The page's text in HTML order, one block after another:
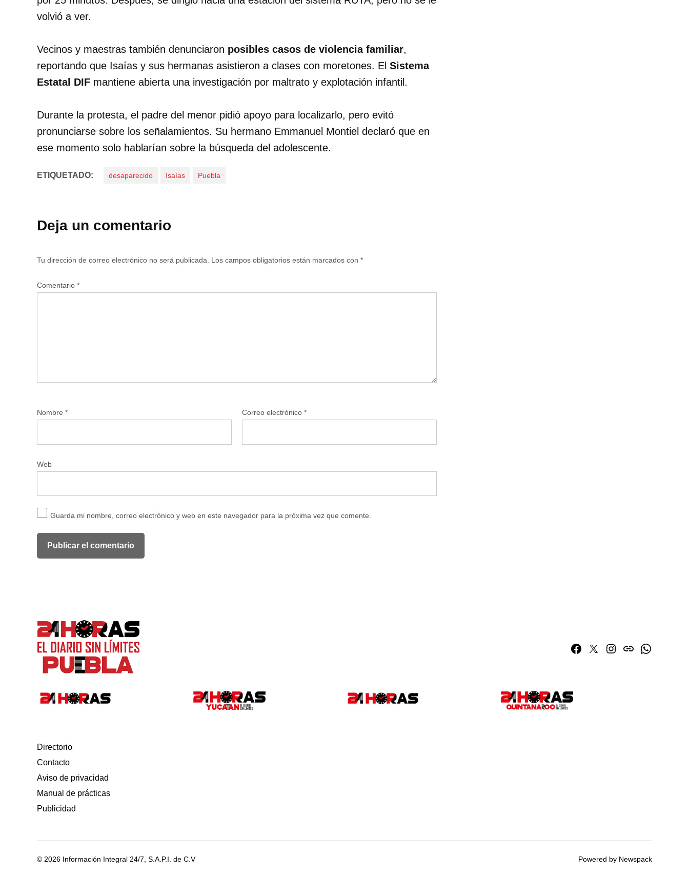
volvió a ver.
Vecinos y maestras también denunciaron posibles casos de violencia familiar,
reportando que Isaías y sus hermanas asistieron a clases con moretones. El Sistema
Estatal DIF mantiene abierta una investigación por maltrato y explotación infantil.
Durante la protesta, el padre del menor pidió apoyo para localizarlo, pero evitó
pronunciarse sobre los señalamientos. Su hermano Emmanuel Montiel declaró que en
ese momento solo hablarían sobre la búsqueda del adolescente.
ETIQUETADO: desaparecido Isaías Puebla
Deja un comentario
Tu dirección de correo electrónico no será publicada. Los campos obligatorios están marcados con *
Comentario *
Nombre * Correo electrónico *
Web
Guarda mi nombre, correo electrónico y web en este navegador para la próxima vez que comente.
Facebook
TwitterInstagram
issuuWhatsapp
Directorio
Contacto
Aviso de privacidad
Manual de prácticas
Publicidad
© 2026 Información Integral 24/7, S.A.P.I. de C.V Powered by Newspack